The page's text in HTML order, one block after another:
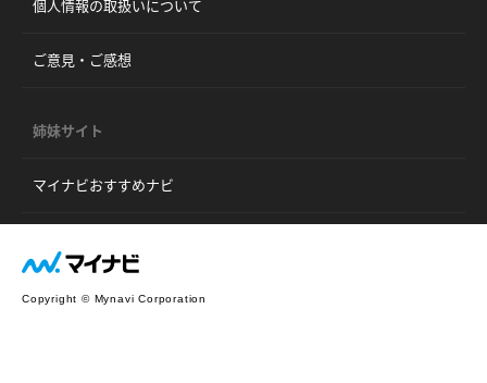
個人情報の取扱いについて
ご意見・ご感想
姉妹サイト
マイナビおすすめナビ
Copyright © Mynavi Corporation